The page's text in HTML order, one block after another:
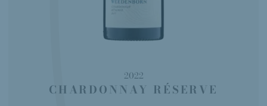
2022
CHARDONNAY RÉSERVE